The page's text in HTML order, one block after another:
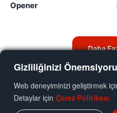
Gizliliğinizi
Web deneyiminizi geliştirmek
Detaylar için Çerez Politikası
Opener
Daha